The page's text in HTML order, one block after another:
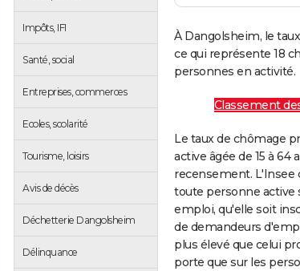
Impôts, IFI
Santé, social
Entreprises, commerces
Ecoles, scolarité
Tourisme, loisirs
Avis de décès
Déchetterie Dangolsheim
Délinquance
À Dangolsheim, le
ce qui représente 18
personnes en activité.
Classement
Le taux de chômage
active âgée de 15 à 64
recensement. L'Insee
toute personne active
emploi, qu'elle soit
de demandeurs
plus élevé que celui
porte que sur les